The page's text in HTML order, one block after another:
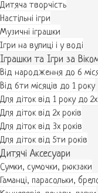
Дитяча творчість
Настільні ігри
Музичні іграшки
Ігри на вулиці і у воді
Іграшки та Ігри за
Від народження до 6
Від 6ти місяців до 1 року
Для діток від 1 року до 2х
Для діток від 2х років
Для діток від 3х років
Для діток від 5ти років
Дитячі Аксесуари
Сумки, сумочки, рюкзаки
Гаманці, парасольки,